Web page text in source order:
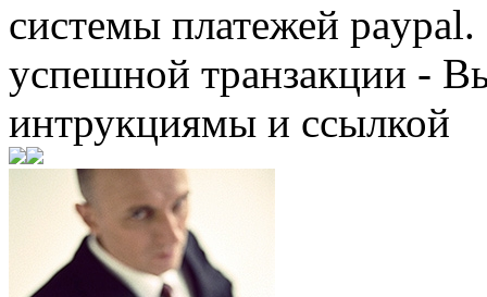
системы платежей
успешной транзакции -
интрукциямы и ссылкой